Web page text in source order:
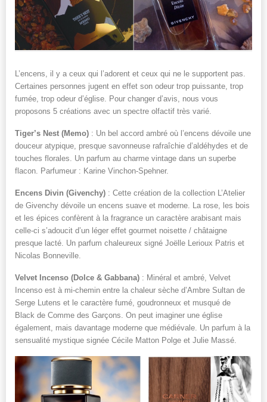
L’encens, il y a ceux qui l’adorent et ceux qui ne le supportent pas.
Certaines personnes jugent en effet son odeur trop puissante, trop
fumée, trop odeur d’église. Pour changer d’avis, nous vous
proposons 5 créations avec un spectre olfactif très varié.
Tiger’s Nest (Memo) : Un bel accord ambré où l’encens dévoile une
douceur atypique, presque savonneuse rafraîchie d’aldéhydes et de
touches florales. Un parfum au charme vintage dans un superbe
flacon. Parfumeur : Karine Vinchon-Spehner.
Encens Divin (Givenchy) : Cette création de la collection L’Atelier
de Givenchy dévoile un encens suave et moderne. La rose, les bois
et les épices confèrent à la fragrance un caractère arabisant mais
celle-ci s’adoucit d’un léger effet gourmet noisette / châtaigne
presque lacté. Un parfum chaleureux signé Joëlle Lerioux Patris et
Nicolas Bonneville.
Velvet Incenso (Dolce & Gabbana) : Minéral et ambré, Velvet
Incenso est à mi-chemin entre la chaleur sèche d’Ambre Sultan de
Serge Lutens et le caractère fumé, goudronneux et musqué de
Black de Comme des Garçons. On peut imaginer une église
également, mais davantage moderne que médiévale. Un parfum à la
sensualité mystique signée Cécile Matton Polge et Julie Massé.